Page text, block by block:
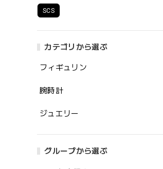
SCS
カテゴリから選ぶ
フィギュリン
腕時計
ジュエリー
グループから選ぶ